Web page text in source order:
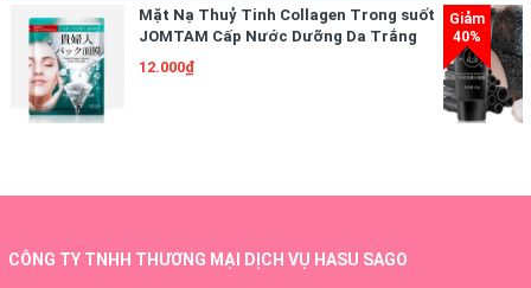
Độ an toàn:
- Không hương liệu.
- Không chất tạo màu.
Mặt Nạ Thuỷ Tinh Collagen Trong suốt
JOMTAM Cấp Nước Dưỡng Da Trắng
Mịn
12.000₫
CÔNG TY TNHH THƯƠNG MẠI DỊCH VỤ HASU SAGO